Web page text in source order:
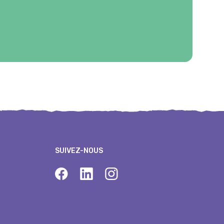
SUIVEZ-NOUS